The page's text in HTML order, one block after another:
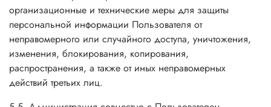
организационные и технические меры для защиты
персональной информации Пользователя от
неправомерного или случайного доступа, уничтожения,
изменения, блокирования, копирования,
распространения, а также от иных неправомерных
действий третьих лиц.